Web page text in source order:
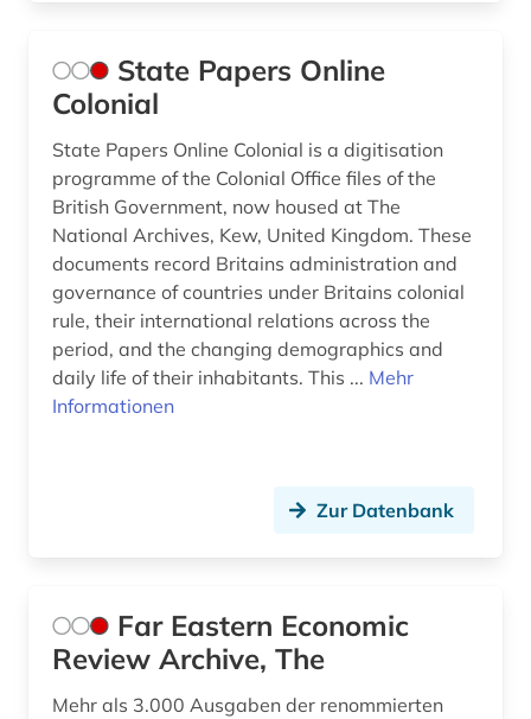
State Papers Online
Colonial
State Papers Online Colonial is a digitisation
programme of the Colonial Office files of the
British Government, now housed at The
National Archives, Kew, United Kingdom. These
documents record Britains administration and
governance of countries under Britains colonial
rule, their international relations across the
period, and the changing demographics and
daily life of their inhabitants. This ... Mehr
Informationen
Zur Datenbank
Far Eastern Economic
Review Archive, The
Mehr als 3.000 Ausgaben der renommierten